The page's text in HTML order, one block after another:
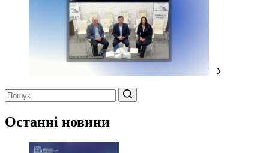
результатів
Останні новини